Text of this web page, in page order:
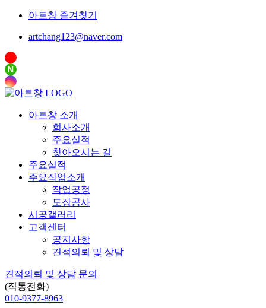
아트창 즐겨찾기
artchang123@naver.com
N
아트창 소개
회사소개
주요실적
찾아오시는 길
주요실적
주요작업소개
작업공정
도장공사
시공갤러리
고객센터
공지사항
견적의뢰 및 상담
견적의뢰 및 상담 문의
(직통전화)
010-9377-8963